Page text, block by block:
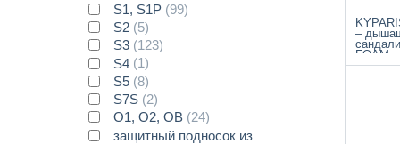
S1, S1P (99)
S2 (5)
S3 (123)
S4 (1)
S5 (8)
S7S (2)
O1, O2, OB (24)
защитный подносок из
–
FOAM